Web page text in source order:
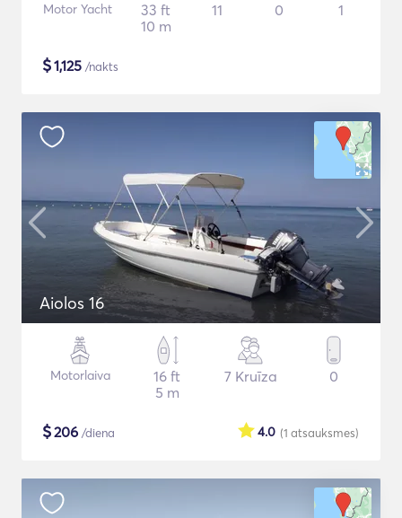
Motor Yacht
33 ft
10 m
11 0 1
$1,125 /nakts
Aiolos 16
Motorlaiva
16 ft
5 m
7 Kruīza 0
$206 /diena (1 atsauksmes)
4.0